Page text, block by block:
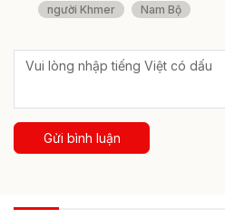
người Khmer
Nam Bộ
Gửi bình luận